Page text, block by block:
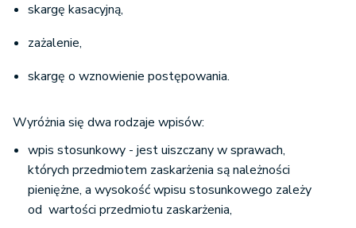
skargę kasacyjną,
zażalenie,
skargę o wznowienie postępowania.
Wyróżnia się dwa rodzaje wpisów:
wpis stosunkowy - jest uiszczany w sprawach,
których przedmiotem zaskarżenia są należności
pieniężne, a wysokość wpisu stosunkowego zależy
od wartości przedmiotu zaskarżenia,